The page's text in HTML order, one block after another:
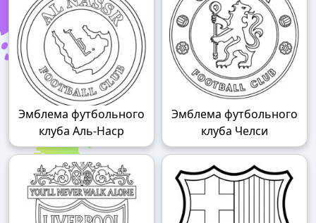
Эмблема футбольного
клуба Аль-Наср
Эмблема футбольного
клуба Челси